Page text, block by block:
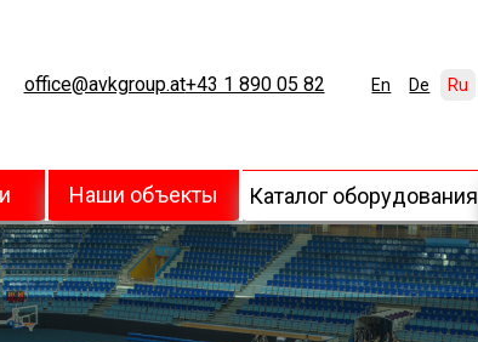
office@avkgroup.at+43 1 890 05 82 En De Ru
Наши объекты Каталог оборудования